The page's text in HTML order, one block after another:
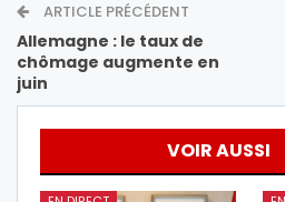
ARTICLE PRÉCÉDENT
Allemagne : le taux de
chômage augmente en
juin
VOIR AUSSI